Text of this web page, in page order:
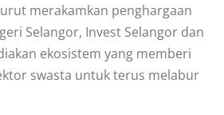
merakamkan penghargaan
Selangor, Invest Selangor dan
ekosistem yang memberi
swasta untuk terus melabur